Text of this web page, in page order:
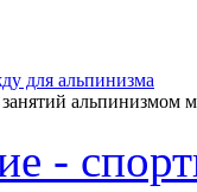
для альпинизма
альпинизмом
-